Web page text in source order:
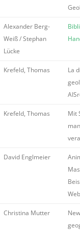
Alexander Berg-
Weiß / Stephan
Lücke
Krefeld, Thomas
La
Krefeld, Thomas
Mit
David Englmeier
Christina Mutter